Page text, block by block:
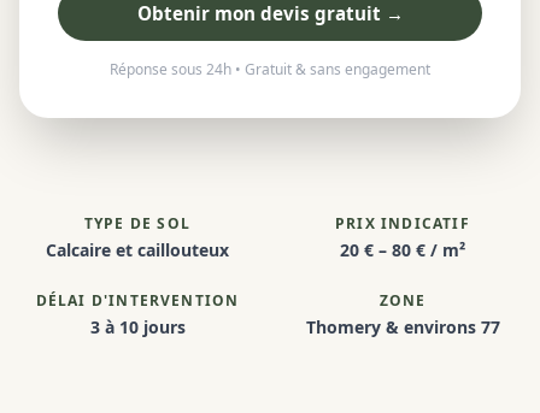
Obtenir mon devis gratuit →
Réponse sous 24h • Gratuit & sans engagement
TYPE DE SOL
Calcaire et caillouteux
PRIX INDICATIF
20 € – 80 € / m²
DÉLAI D'INTERVENTION
3 à 10 jours
ZONE
Thomery & environs 77